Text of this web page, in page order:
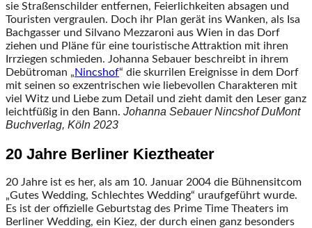
sie Straßenschilder entfernen, Feierlichkeiten absagen und
Touristen vergraulen. Doch ihr Plan gerät ins Wanken, als Isa
Bachgasser und Silvano Mezzaroni aus Wien in das Dorf
ziehen und Pläne für eine touristische Attraktion mit ihren
Irrziegen schmieden. Johanna Sebauer beschreibt in ihrem
Debütroman „Nincshof“ die skurrilen Ereignisse in dem Dorf
mit seinen so exzentrischen wie liebevollen Charakteren mit
viel Witz und Liebe zum Detail und zieht damit den Leser ganz
leichtfüßig in den Bann. Johanna Sebauer Nincshof DuMont
Buchverlag, Köln 2023
20 Jahre Berliner Kieztheater
20 Jahre ist es her, als am 10. Januar 2004 die Bühnensitcom
„Gutes Wedding, Schlechtes Wedding“ uraufgeführt wurde.
Es ist der offizielle Geburtstag des Prime Time Theaters im
Berliner Wedding, ein Kiez, der durch einen ganz besonders